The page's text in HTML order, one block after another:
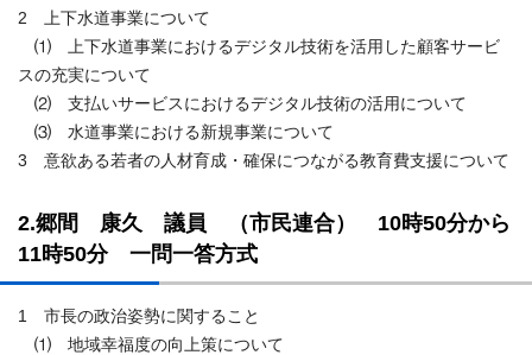
2 上下水道事業について
⑴ 上下水道事業におけるデジタル技術を活用した顧客サービ
スの充実について
⑵ 支払いサービスにおけるデジタル技術の活用について
⑶ 水道事業における新規事業について
3 意欲ある若者の人材育成・確保につながる教育費支援について
2.郷間 康久 議員 （市民連合） 10時50分から
11時50分 一問一答方式
1 市長の政治姿勢に関すること
⑴ 地域幸福度の向上策について